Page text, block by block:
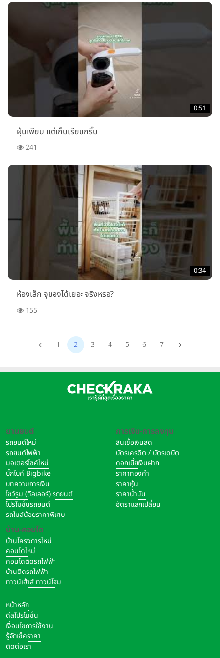
0:51
ฝุ่นเพียบ แต่เก็บเรียบกริ๊บ
241
0:34
ห้องเล็ก จุของได้เยอะ จริงหรอ?
155
1 2 3 4 5 6 7
ยานยนต์
รถยนต์ใหม่
รถยนต์ไฟฟ้า
มอเตอร์ไซค์ใหม่
บิ๊กไบค์ Bigbike
บทความการเงิน
โชว์รูม (ดีลเลอร์) รถยนต์
โปรโมชั่นรถยนต์
รถไมล์น้อยราคาพิเศษ
บ้าน-คอนโด
บ้านโครงการใหม่
คอนโดใหม่
คอนโดติดรถไฟฟ้า
บ้านติดรถไฟฟ้า
ทาวน์เฮ้าส์ ทาวน์โฮม
การเงิน-การลงทุน
สินเชื่อเงินสด
บัตรเครดิต / บัตรเดบิต
ดอกเบี้ยเงินฝาก
ราคาทองคำ
ราคาหุ้น
ราคาน้ำมัน
อัตราแลกเปลี่ยน
หน้าหลัก
ดีลโปรโมชั่น
เงื่อนไขการใช้งาน
รู้จักเช็คราคา
ติดต่อเรา